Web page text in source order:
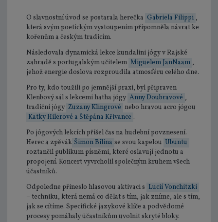
O slavnostní úvod se postarala herečka Gabriela Filippi ,
která svým poetickým vystoupením připomněla návrat ke
kořenům a českým tradicím.
Následovala dynamická lekce kundalini jógy v Rajské
zahradě s portugalským učitelem Miguelem JanNaam ,
jehož energie doslova rozproudila atmosféru celého dne.
Pro ty, kdo toužili po jemnější praxi, byl připraven
Klenbový sál s lekcemi hatha jógy Anny Doubravové ,
tradiční jógy Zuzany Klingrové nebo hravou acro jógou
Katky Hilerové a Štěpána Křivance .
Po jógových lekcích přišel čas na hudební povznesení.
Herec a zpěvák Šimon Bilina se svou kapelou Ubuntu
roztančil publikum písněmi, které oslavují jednotu a
propojení. Koncert vyvrcholil společným kruhem všech
účastníků.
Odpoledne přineslo hlasovou aktivaci s Lucií Vonchitzki
– techniku, která nemá co dělat s tím, jak zníme, ale s tím,
jak se cítíme. Specifické jazykové klíče a podvědomé
procesy pomáhaly účastníkům uvolnit skryté bloky.